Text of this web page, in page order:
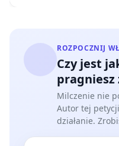
ROZPOCZNIJ
Czy jest
pragniesz
Milczenie nie
Autor tej
działanie.